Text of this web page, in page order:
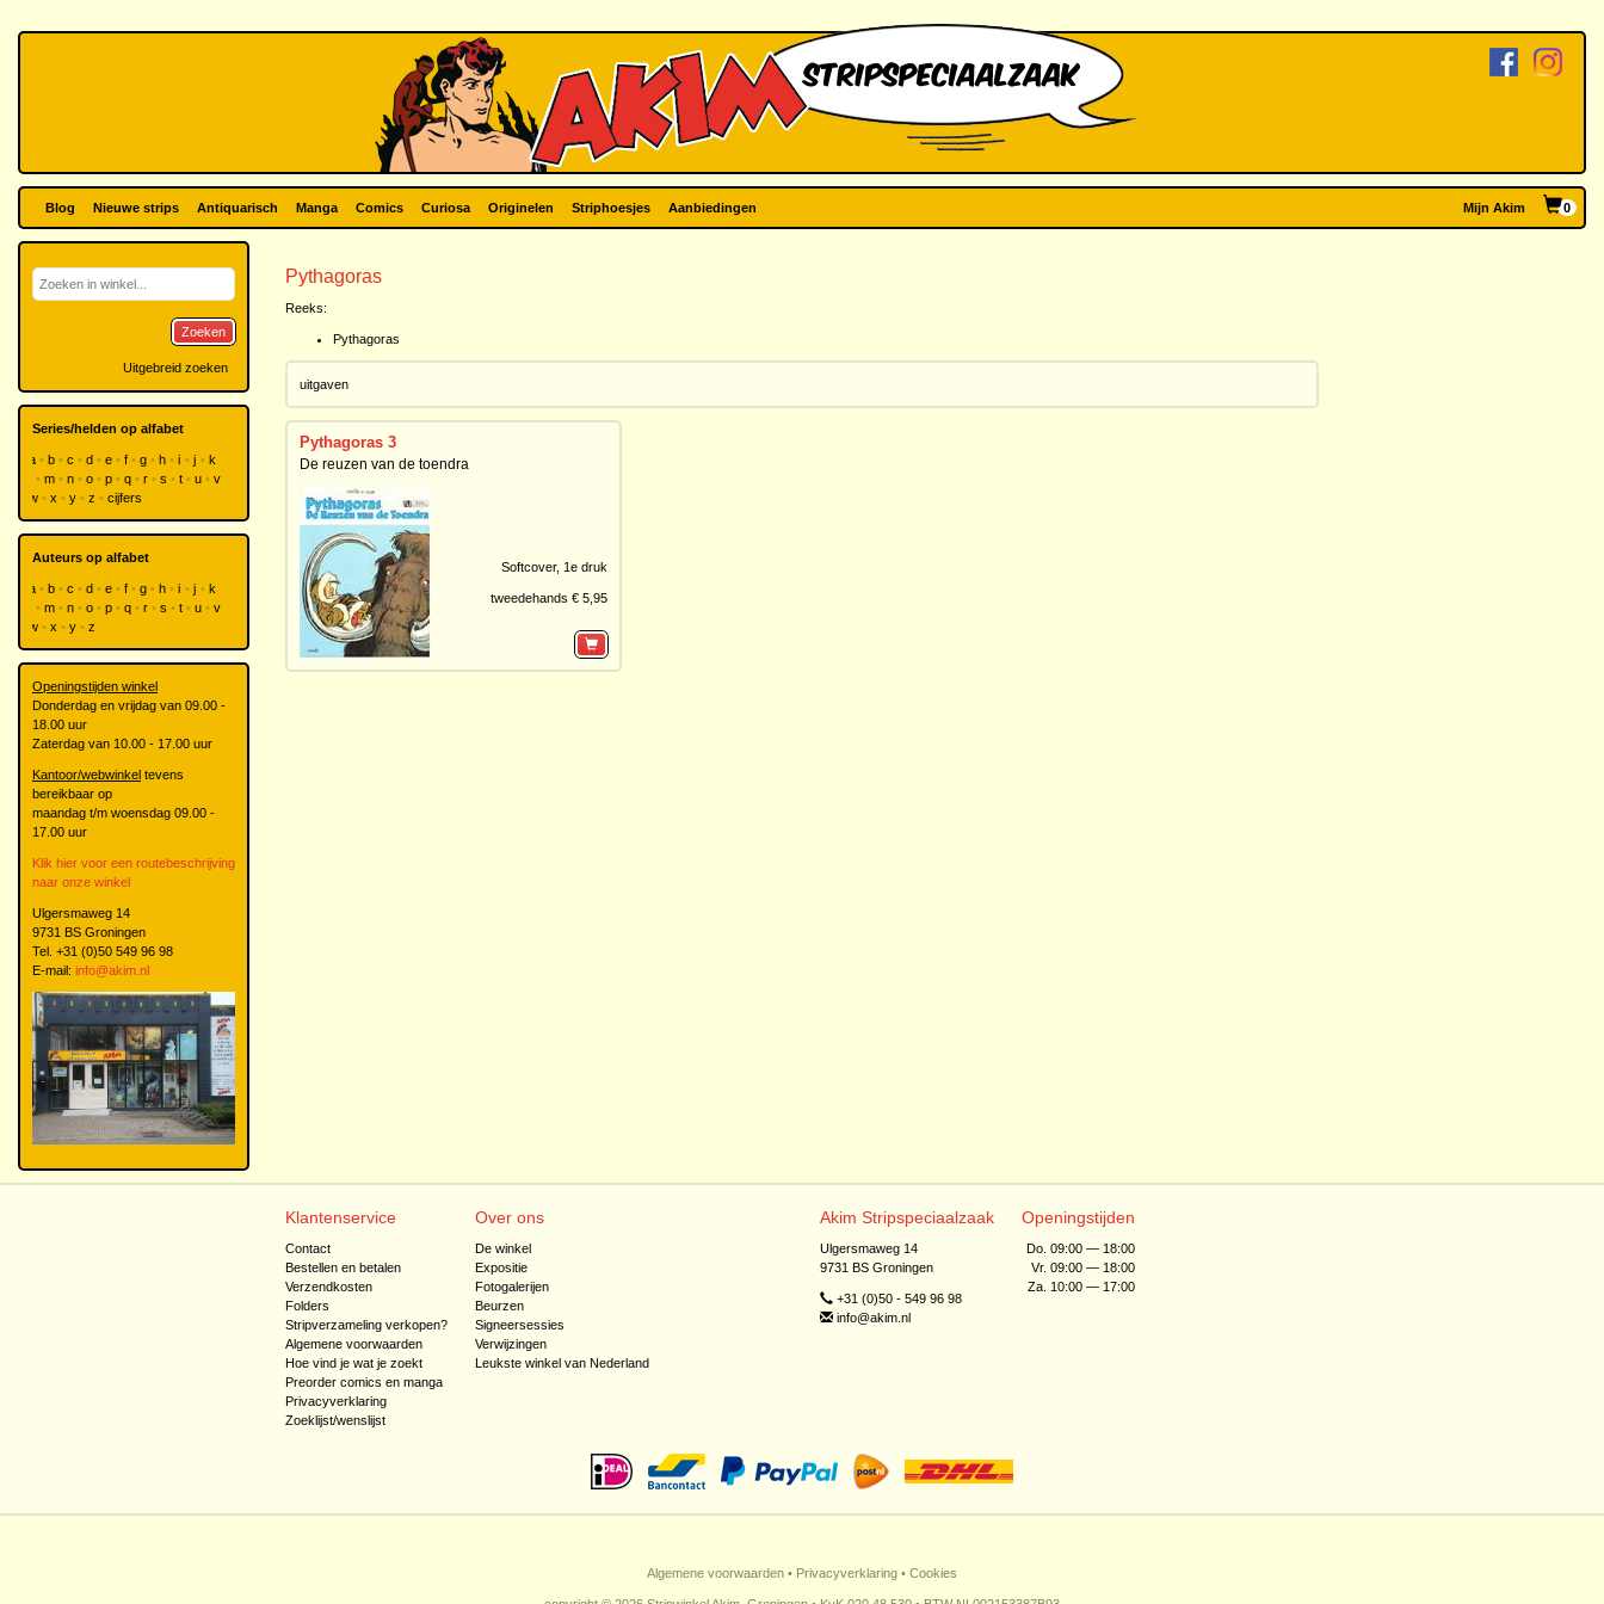
Blog Nieuwe strips Antiquarisch Manga Comics Curiosa Originelen Striphoesjes Aanbiedingen Mijn Akim 0
Pythagoras
Reeks:
Pythagoras
uitgaven
Pythagoras 3
De reuzen van de toendra
Softcover, 1e druk
tweedehands € 5,95
Zoeken
Uitgebreid zoeken
Series/helden op alfabet
a b c d e f g h i j
k
m n o p q r s t u
v
w
x y z cijfers
Auteurs op alfabet
a b c d e f g h i j
k
m n o p q r s t u
v
w
x y z
Openingstijden winkel
Donderdag en vrijdag van 09.00 -
18.00 uur
Zaterdag van 10.00 - 17.00 uur
Kantoor/webwinkel tevens
bereikbaar op
maandag t/m woensdag 09.00 -
17.00 uur
Klik hier voor een routebeschrijving
naar onze winkel
Ulgersmaweg 14
9731 BS Groningen
Tel. +31 (0)50 549 96 98
E-mail: info@akim.nl
Klantenservice
Contact
Bestellen en betalen
Verzendkosten
Folders
Stripverzameling verkopen?
Algemene voorwaarden
Hoe vind je wat je zoekt
Preorder comics en manga
Privacyverklaring
Zoeklijst/wenslijst
Over ons
De winkel
Expositie
Fotogalerijen
Beurzen
Signeersessies
Verwijzingen
Leukste winkel van Nederland
Akim Stripspeciaalzaak
Ulgersmaweg 14
9731 BS Groningen
+31 (0)50 - 549 96 98
info@akim.nl
Openingstijden
Do. 09:00 — 18:00
Vr. 09:00 — 18:00
Za. 10:00 — 17:00
Algemene voorwaarden • Privacyverklaring • Cookies